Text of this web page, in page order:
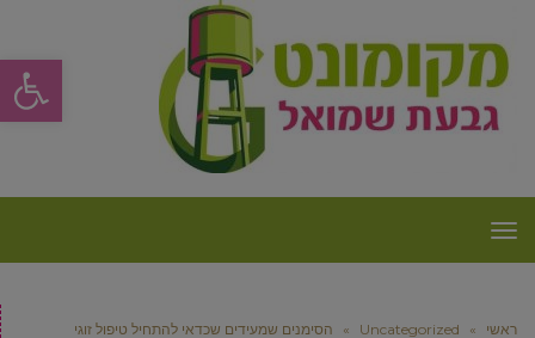
פתח
תפריט
ראשי »
Uncategorized
» הסימנים שמעידים שכדאי להתחיל טיפול זוגי